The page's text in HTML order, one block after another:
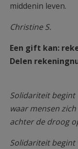
middenin leven.
Christine S.
Een gift kan:
Delen
Solidariteit begint
waar mensen
achter de droog
Solidariteit begint